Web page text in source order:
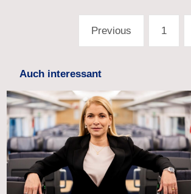
Seitennummerierung
Beiträge
Previous 1
Auch interessant